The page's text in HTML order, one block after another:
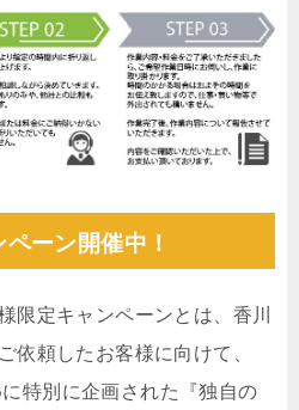
ーン開催中！
限定キャンペーンとは、香川
依頼したお客様に向けて、
特別に企画された『独自の